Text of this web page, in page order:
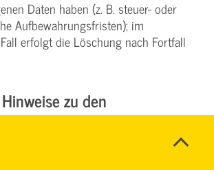
Daten haben (z. B. steuer- oder
Aufbewahrungsfristen); im
erfolgt die Löschung nach Fortfall
zu den
der
auf dieser Website